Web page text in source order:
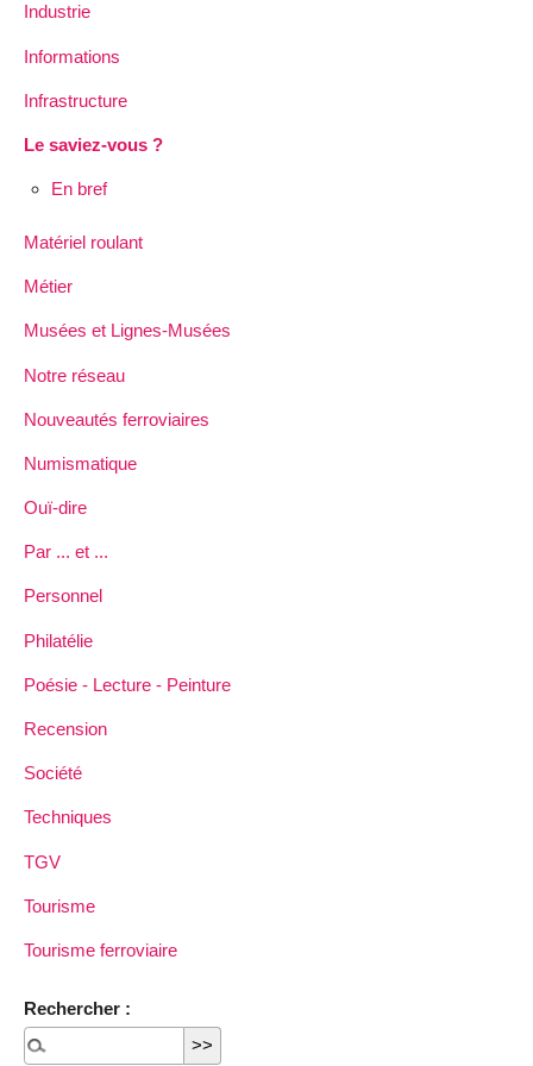
Industrie
Informations
Infrastructure
Le saviez-vous ?
En bref
Matériel roulant
Métier
Musées et Lignes-Musées
Notre réseau
Nouveautés ferroviaires
Numismatique
Ouï-dire
Par ... et ...
Personnel
Philatélie
Poésie - Lecture - Peinture
Recension
Société
Techniques
TGV
Tourisme
Tourisme ferroviaire
Rechercher :